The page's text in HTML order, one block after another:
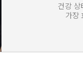
건강
가장